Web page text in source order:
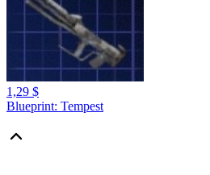
1,29 $
Blueprint: Tempest